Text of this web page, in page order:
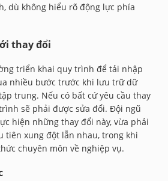
dù không hiểu rõ động lực phía
thay đổi
triển khai quy trình để tải nhập
nhiều bước trước khi lưu trữ dữ
trung. Nếu có bất cứ yêu cầu thay
sẽ phải được sửa đổi. Đội ngũ
hiện những thay đổi này, vừa phải
tiên xung đột lẫn nhau, trong khi
chuyên môn về nghiệp vụ.